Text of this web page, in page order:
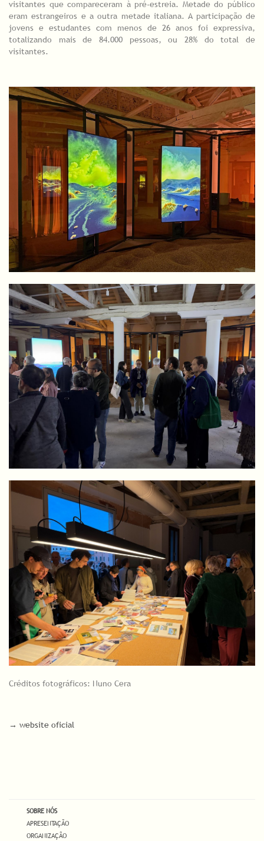
visitantes que compareceram à pré-estreia. Metade do público
eram estrangeiros e a outra metade italiana. A participação de
jovens e estudantes com menos de 26 anos foi expressiva,
totalizando mais de 84.000 pessoas, ou 28% do total de
visitantes.
Créditos fotográficos: Nuno Cera
→ website oficial
SOBRE NÓS
APRESENTAÇÃO
ORGANIZAÇÃO